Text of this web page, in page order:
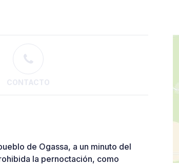
CONTACTO
de Ogassa, a un minuto del
la pernoctación, como